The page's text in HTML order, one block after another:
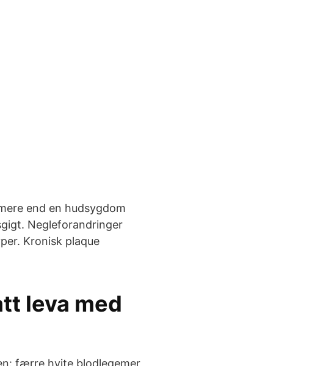
end en hudsygdom
Negleforandringer
Kronisk plaque
leva med
færre hvite blodlegemer,